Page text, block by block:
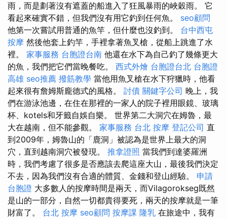
雨，而是劃著沒有遮蓋的船進入了狂風暴雨的峽穀雨。 它
看起來確實不錯，但我們沒有用它釣到任何魚。 seo顧問
他第一次嘗試用普通的魚竿，但什麼也沒釣到。 台中西屯
按摩 然後他套上釣竿，手裡拿著魚叉槍，從船上跳進了水
裡。 家事服務 台胞證台南 他還在水下為自己釣了幾條更大
的魚，我們把它們當晚餐吃。 西式外燴 台胞證台北 台胞證
高雄 seo推薦 撥筋教學 當他用魚叉槍在水下狩獵時，他看
起來很有詹姆斯龐德式的風格。 討債 關鍵字公司 晚上，我
們在游泳池邊，在住在那裡的一家人的院子裡用眼鏡、玻璃
杯、kotels和牙籤自娛自樂。 世界第二大洞穴在姆魯，最
大在越南，但不能參觀。 家事服務 台北 按摩 登記公司 直
到2009年，姆魯山的「鹿洞」被認為是世界上最大的洞
穴，直到越南洞穴被發現。 推拿證照 當我們到達婆羅洲
時，我們考慮了很多是否應該去爬這座大山，最後我們決定
不去，因為我們沒有合適的體質、金錢和登山經驗。 申請
台胞證 大多數人的按摩時間是兩天，而Vilagorokseg既然
是山的一部分，自然一切都貴得要死，兩天的按摩就是一筆
財富了。 台北 按摩 seo顧問 按摩課 隆乳 在旅途中，我有